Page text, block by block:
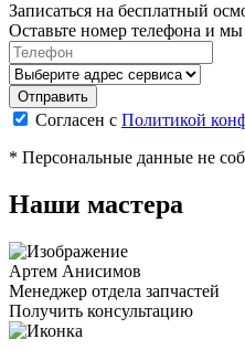
Записаться на бесплатный
Оставьте номер телефона и
Согласен с Политикой
* Персональные данные не
Наши мастера
Артем Анисимов
Менеджер отдела запчастей
Получить консультацию